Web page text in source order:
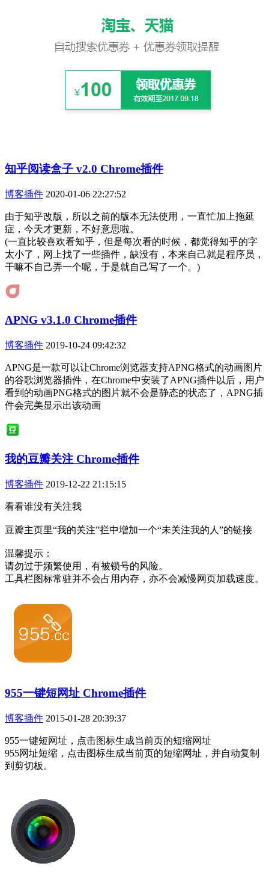
知乎阅读盒子 v2.0 Chrome插件
博客插件 2020-01-06 22:27:52
由于知乎改版，所以之前的版本无法使用，一直忙加上拖延
症，今天才更新，不好意思啦。
(一直比较喜欢看知乎，但是每次看的时候，都觉得知乎的字
太小了，网上找了一些插件，缺没有，本来自己就是程序员，
干嘛不自己弄一个呢，于是就自己写了一个。)
APNG v3.1.0 Chrome插件
博客插件 2019-10-24 09:42:32
APNG是一款可以让Chrome浏览器支持APNG格式的动画图片
的谷歌浏览器插件，在Chrome中安装了APNG插件以后，用户
看到的动画PNG格式的图片就不会是静态的状态了，APNG插
件会完美显示出该动画
我的豆瓣关注 Chrome插件
博客插件 2019-12-22 21:15:15
看看谁没有关注我
豆瓣主页里“我的关注”拦中增加一个“未关注我的人”的链接
温馨提示：
请勿过于频繁使用，有被锁号的风险。
工具栏图标常驻并不会占用内存，亦不会减慢网页加载速度。
955一键短网址 Chrome插件
博客插件 2015-01-28 20:39:37
955一键短网址，点击图标生成当前页的短缩网址
955网址短缩，点击图标生成当前页的短缩网址，并自动复制
到剪切板。